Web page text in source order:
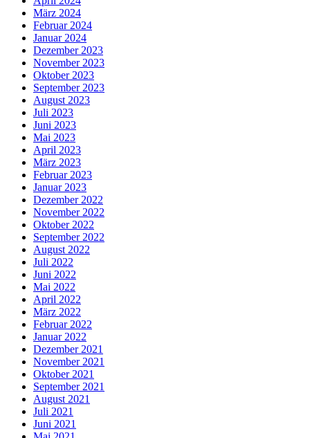
März 2024
Februar 2024
Januar 2024
Dezember 2023
November 2023
Oktober 2023
September 2023
August 2023
Juli 2023
Juni 2023
Mai 2023
April 2023
März 2023
Februar 2023
Januar 2023
Dezember 2022
November 2022
Oktober 2022
September 2022
August 2022
Juli 2022
Juni 2022
Mai 2022
April 2022
März 2022
Februar 2022
Januar 2022
Dezember 2021
November 2021
Oktober 2021
September 2021
August 2021
Juli 2021
Juni 2021